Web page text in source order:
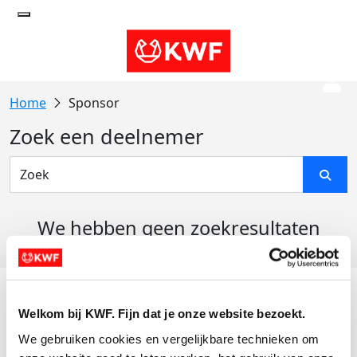
Welkom bij KWF. Fijn dat je onze website bezoekt.
We gebruiken cookies en vergelijkbare technieken om
Sponsor
Zoek een deelnemer
We hebben geen zoekresultaten
Actiematerialen
Evenementen